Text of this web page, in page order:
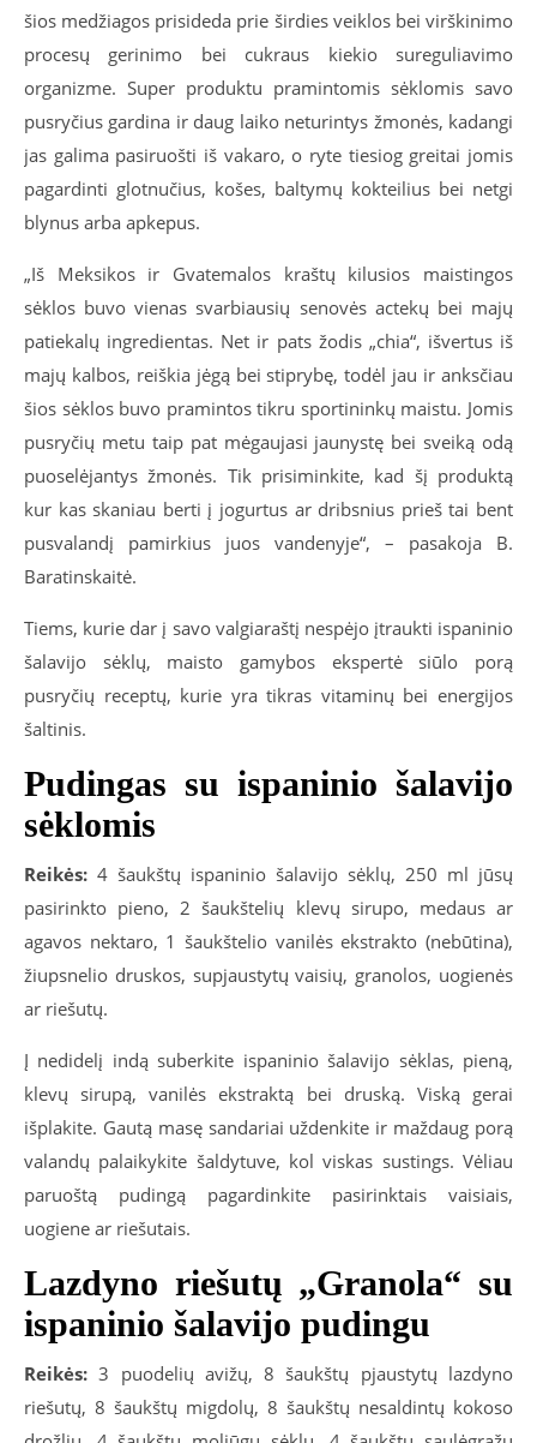
šios medžiagos prisideda prie širdies veiklos bei virškinimo
procesų gerinimo bei cukraus kiekio sureguliavimo
organizme. Super produktu pramintomis sėklomis savo
pusryčius gardina ir daug laiko neturintys žmonės, kadangi
jas galima pasiruošti iš vakaro, o ryte tiesiog greitai jomis
pagardinti glotnučius, košes, baltymų kokteilius bei netgi
blynus arba apkepus.
„Iš Meksikos ir Gvatemalos kraštų kilusios maistingos
sėklos buvo vienas svarbiausių senovės actekų bei majų
patiekalų ingredientas. Net ir pats žodis „chia“, išvertus iš
majų kalbos, reiškia jėgą bei stiprybę, todėl jau ir anksčiau
šios sėklos buvo pramintos tikru sportininkų maistu. Jomis
pusryčių metu taip pat mėgaujasi jaunystę bei sveiką odą
puoselėjantys žmonės. Tik prisiminkite, kad šį produktą
kur kas skaniau berti į jogurtus ar dribsnius prieš tai bent
pusvalandį pamirkius juos vandenyje“, – pasakoja B.
Baratinskaitė.
Tiems, kurie dar į savo valgiaraštį nespėjo įtraukti ispaninio
šalavijo sėklų, maisto gamybos ekspertė siūlo porą
pusryčių receptų, kurie yra tikras vitaminų bei energijos
šaltinis.
Pudingas su ispaninio šalavijo
sėklomis
Reikės: 4 šaukštų ispaninio šalavijo sėklų, 250 ml jūsų
pasirinkto pieno, 2 šaukštelių klevų sirupo, medaus ar
agavos nektaro, 1 šaukštelio vanilės ekstrakto (nebūtina),
žiupsnelio druskos, supjaustytų vaisių, granolos, uogienės
ar riešutų.
Į nedidelį indą suberkite ispaninio šalavijo sėklas, pieną,
klevų sirupą, vanilės ekstraktą bei druską. Viską gerai
išplakite. Gautą masę sandariai uždenkite ir maždaug porą
valandų palaikykite šaldytuve, kol viskas sustings. Vėliau
paruoštą pudingą pagardinkite pasirinktais vaisiais,
uogiene ar riešutais.
Lazdyno riešutų „Granola“ su
ispaninio šalavijo pudingu
Reikės:3 puodelių avižų, 8 šaukštų pjaustytų lazdyno
riešutų, 8 šaukštų migdolų, 8 šaukštų nesaldintų kokoso